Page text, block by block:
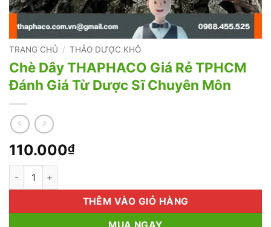
TRANG CHỦ / THẢO DƯỢC KHÔ
Chè Dây THAPHACO Giá Rẻ TPHCM
Đánh Giá Từ Dược Sĩ Chuyên Môn
110.000₫
Chè Dây THAPHACO Giá Rẻ TPHCM Đánh Giá Từ Dược Sĩ
THÊM VÀO GIỎ HÀNG
MUA NGAY